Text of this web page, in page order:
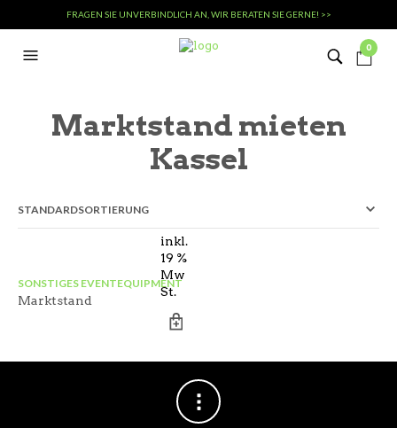
FRAGEN SIE UNVERBINDLICH AN, WIR BERATEN SIE GERNE! >>
0
Marktstand mieten
Kassel
inkl.
19 %
Mw
St.
SONSTIGES EVENTEQUIPMENT
Marktstand